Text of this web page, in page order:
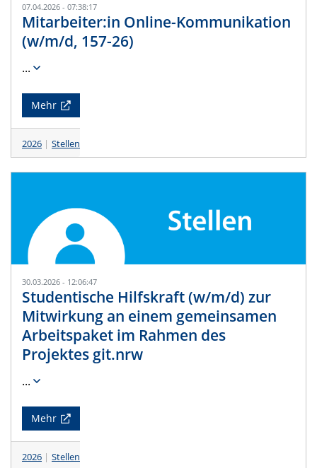
07.04.2026 - 07:38:17
Mitarbeiter:in Online-Kommunikation
(w/m/d, 157-26)
...
Mehr
2026 Stellen
30.03.2026 - 12:06:47
Studentische Hilfskraft (w/m/d) zur
Mitwirkung an einem gemeinsamen
Arbeitspaket im Rahmen des
Projektes git.nrw
...
Mehr
2026 Stellen